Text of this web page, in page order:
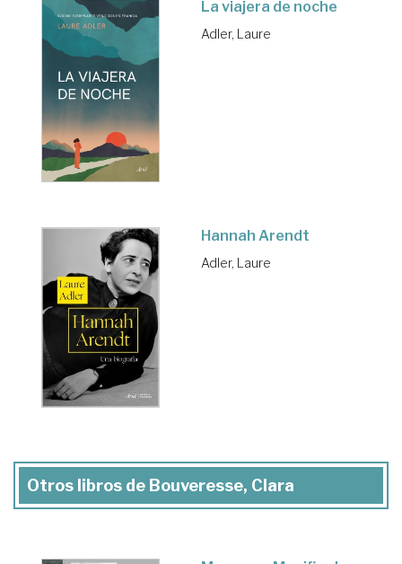
La viajera de noche
Adler, Laure
Hannah Arendt
Adler, Laure
Otros libros de Bouveresse, Clara